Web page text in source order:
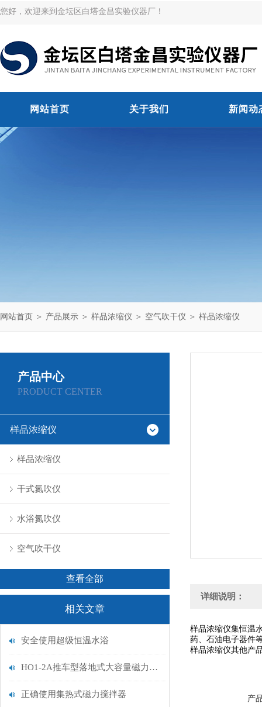
您好，欢迎来到金坛区白塔金昌实验仪器厂！
网站首页 关于我们 新闻动
网站首页 ＞ 产品展示 ＞ 样品浓缩仪 ＞ 空气吹干仪 ＞ 样品浓缩仪
产品中心
PRODUCT CENTER
样品浓缩仪
样品浓缩仪
干式氮吹仪
水浴氮吹仪
空气吹干仪
查看全部
相关文章
安全使用超级恒温水浴
HO1-2A推车型落地式大容量磁力搅拌器使用方法
正确使用集热式磁力搅拌器
详细说明：
样品浓缩仪集恒温
药、石油电子器件
样品浓缩仪其他产
产